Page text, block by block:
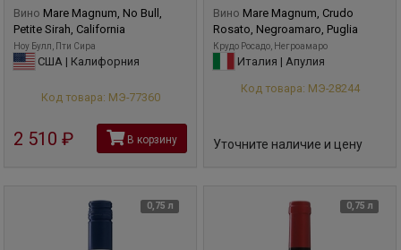
Вино Mare Magnum, No Bull,
Petite Sirah, California
Ноу Булл, Пти Сира
США | Калифорния
Код товара: МЭ-77360
2 510 руб В корзину
Вино Mare Magnum, Crudo
Rosato, Negroamaro, Puglia
Крудо Росадо, Негроамаро
Италия | Апулия
Код товара: МЭ-28244
Уточните наличие и цену
0,75 л 0,75 л